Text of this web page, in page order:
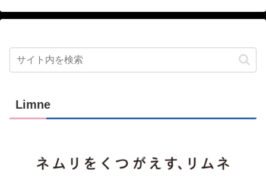
Limne